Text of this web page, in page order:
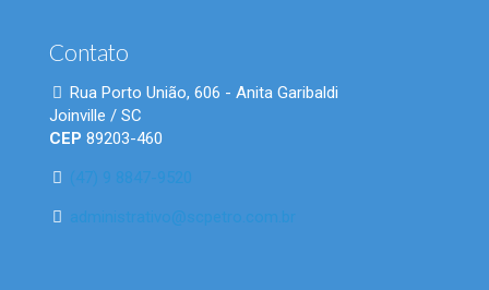
Contato
Rua Porto União, 606 - Anita Garibaldi
Joinville / SC
CEP 89203-460
(47) 9 8847-9520
administrativo@scpetro.com.br